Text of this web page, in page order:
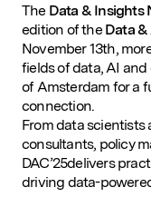
The Data & Insights
edition of theData
November 13th,
fields of data, AI
of Amsterdam for a
connection.
From data scientists
consultants, policy
DAC’25delivers
driving data-